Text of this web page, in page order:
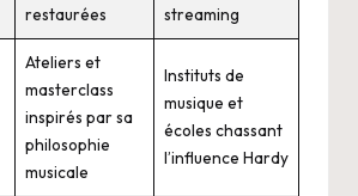
restaurées
streaming
Ateliers et
masterclass
inspirés par sa
philosophie
musicale
Instituts de
musique et
écoles chassant
l’influence Hardy